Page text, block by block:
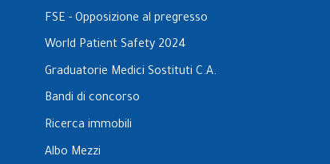
FSE - Opposizione al pregresso
World Patient Safety 2024
Graduatorie Medici Sostituti C.A.
Bandi di concorso
Ricerca immobili
Albo Mezzi